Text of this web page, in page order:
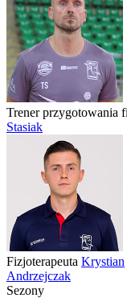
Trener przygotowania
Stasiak
Fizjoterapeuta Krystian
Andrzejczak
Sezony